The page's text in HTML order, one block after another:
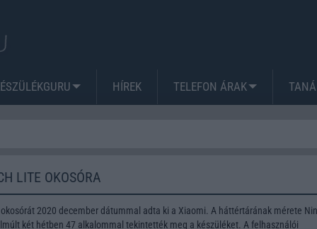
HÍREK TELEFON ÁRAK
LITE OKOSÓRA
2020 december dátummal adta ki a Xiaomi. A háttértárának mérete
két hétben 47 alkalommal tekintették meg a készüléket. A felhasználói